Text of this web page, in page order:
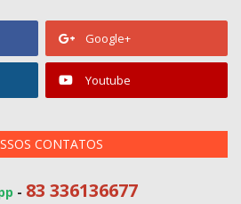
Google+
Youtube
CONTATOS
- 83 336136677